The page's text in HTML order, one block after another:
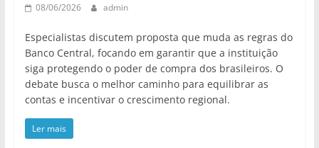
08/06/2026 admin
Especialistas discutem proposta que muda as regras do
Banco Central, focando em garantir que a instituição
siga protegendo o poder de compra dos brasileiros. O
debate busca o melhor caminho para equilibrar as
contas e incentivar o crescimento regional.
Ler mais